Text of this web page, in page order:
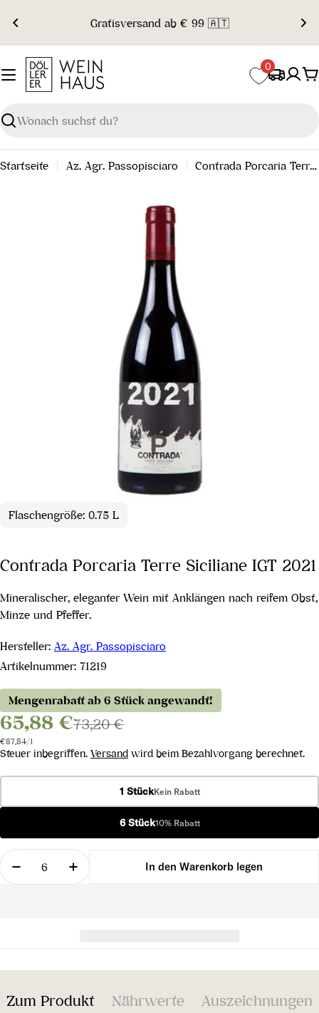
Inhalt
springen
Gratisversand ab € 99 🇦🇹
Suchen
0
Startseite Az. Agr. Passopisciaro Contrada Porcaria Terre Siciliane IGT 2021
Flaschengröße: 0.75 L
Contrada Porcaria Terre Siciliane IGT 2021
Mineralischer, eleganter Wein mit Anklängen nach reifem Obst,
Minze und Pfeffer.
Hersteller: Az. Agr. Passopisciaro
Artikelnummer: 71219
Mengenrabatt ab 6 Stück angewandt!
65,88 €73,20 €
Stückpreis
€87,84/pro
l
Steuer inbegriffen. Versand wird beim Bezahlvorgang berechnet.
1 StückKein Rabatt
6 Stück10% Rabatt
Menge
Menge für Contrada Porcaria Terre Siciliane IGT
Menge für Contrada Porcaria Terre
In den Warenkorb legen
Zum Produkt Nährwerte Auszeichnungen